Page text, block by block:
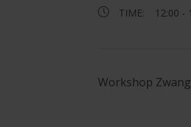
TIME:
12:00 -
Workshop